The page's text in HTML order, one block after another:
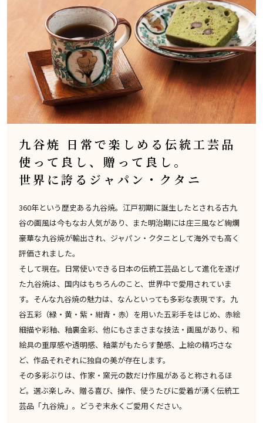
九谷焼 日常で楽しめる伝統工芸品
使って良し、贈って良し。
世界に誇るジャパン・クタニ
360年という歴史ある九谷焼。江戸初期に誕生したとされる古九
谷の画風は今もなお人気があり、また明治期には庄三風など絢爛
豪華な九谷焼が輸出され、ジャパン・クタニとして海外でも高く
評価されました。
そして現在。日常使いできる日本の伝統工芸品として進化を遂げ
た九谷焼は、国内はもちろんのこと、世界中で愛用されていま
す。そんな九谷焼の魅力は、なんといっても多彩な表現です。九
谷五彩（緑・黄・紫・紺青・赤）を用いた五彩手をはじめ、赤絵
細描や彩釉、釉裏金彩、他にもさまさまな技法・画風があり、和
絵具の重厚感や透明感、釉薬がもたらす艶感、上絵の精巧さな
ど、作品それぞれに独自の美が存在します。
その多彩ぶりは、作家・窯元の数だけ作風があると称されるほ
ど。選ぶ楽しみ、贈る喜び、操作、使うたびに愛着が湧く伝統工
芸品「九谷焼」。どうぞ末永くご愛用ください。